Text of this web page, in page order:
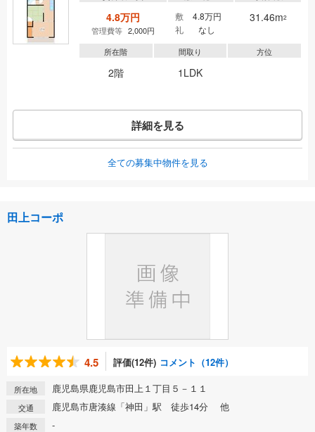
4.8万円
管理費等 2,000円
敷
4.8万円
礼
なし
31.46m2
所在階
2階
間取り
1LDK
方位
詳細を見る
全ての募集中物件を見る
田上コーポ
4.5 評価(12件) コメント（12件）
所在地 鹿児島県鹿児島市田上１丁目５－１１
交通 鹿児島市唐湊線「神田」駅 徒歩14分 他
築年数 -